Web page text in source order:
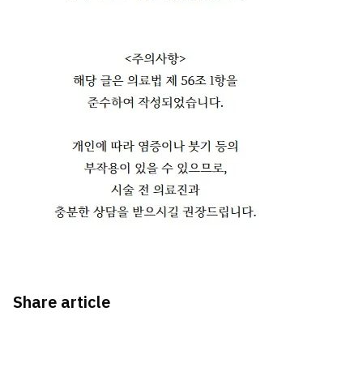
Share article